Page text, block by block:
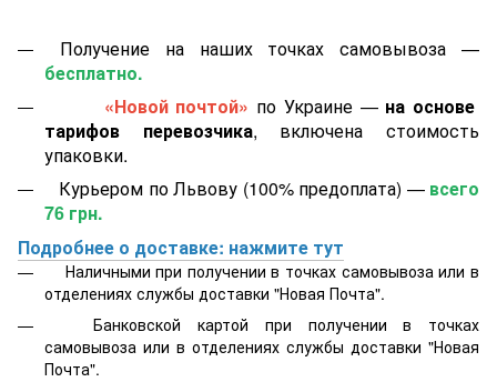
Получение на наших точках самовывоза —
бесплатно.
«Новой почтой» по Украине — на основе
тарифов перевозчика, включена стоимость
упаковки.
Курьером по Львову (100% предоплата) — всего
76 грн.
Подробнее о доставке: нажмите тут
Наличными при получении в точках самовывоза или в
отделениях службы доставки "Новая Почта".
Банковской картой при получении в точках
самовывоза или в отделениях службы доставки "Новая
Почта".